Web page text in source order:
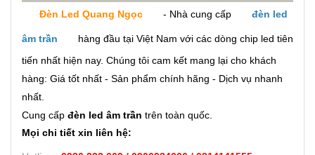
Đèn Led Quang Ngọc - Nhà cung cấp đèn led
âm trần
hàng đầu tại Việt Nam với các dòng chip led tiên
tiến nhất hiện nay. Chúng tôi cam kết mang lại cho khách
hàng: Giá tốt nhất - Sản phẩm chính hãng - Dịch vụ nhanh
nhất.
Cung cấp đèn led âm trần trên toàn quốc.
Mọi chi tiết xin liên hệ: